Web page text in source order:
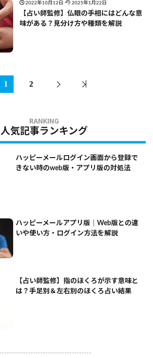
2022年10月12日 2025年1月22日
【占い師監修】仏眼の手相にはどんな意
味がある？見分け方や種類を解説
1 2
人気記事ランキング
ハッピーメールログイン画面から登録で
きない時のweb版・アプリ版の対処法
ハッピーメールアプリ版｜Web版との違
いや使い方・ログイン方法を解説
【占い師監修】指のほくろが示す意味と
は？手足別＆左右別のほくろ占い結果